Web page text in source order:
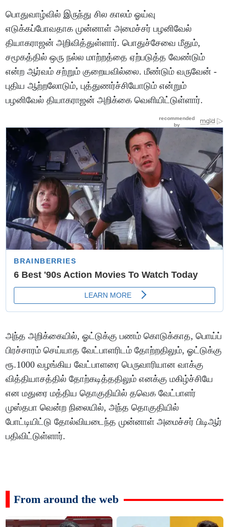
பொதுவாழ்வில் இருந்து சில காலம் ஓய்வு
எடுக்கப்போவதாக முன்னாள் அமைச்சர் பழனிவேல்
தியாகராஜன் அறிவித்துள்ளார். பொதுச்சேவை மீதும்,
சமூகத்தில் ஒரு நல்ல மாற்றத்தை ஏற்படுத்த வேண்டும்
என்ற ஆர்வம் சற்றும் குறையவில்லை. மீண்டும் வருவேன் -
புதிய ஆற்றலோடும், புத்துணர்ச்சியோடும் என்றும்
பழனிவேல் தியாகராஜன் அறிக்கை வெளியிட்டுள்ளார்.
அந்த அறிக்கையில், ஓட்டுக்கு பணம் கொடுக்காத, பொய்ப்
பிரச்சாரம் செய்யாத வேட்பாளரிடம் தோற்றதிலும், ஓட்டுக்கு
ரூ.1000 வழங்கிய வேட்பாளரை பெருவாரியான வாக்கு
வித்தியாசத்தில் தோற்கடித்ததிலும் எனக்கு மகிழ்ச்சியே
என மதுரை மத்திய தொகுதியில் தவெக வேட்பாளர்
முஸ்தபா வென்ற நிலையில், அந்த தொகுதியில்
போட்டியிட்டு தோல்வியடைந்த முன்னாள் அமைச்சர் பிடிஆர்
பதிவிட்டுள்ளார்.
From around the web